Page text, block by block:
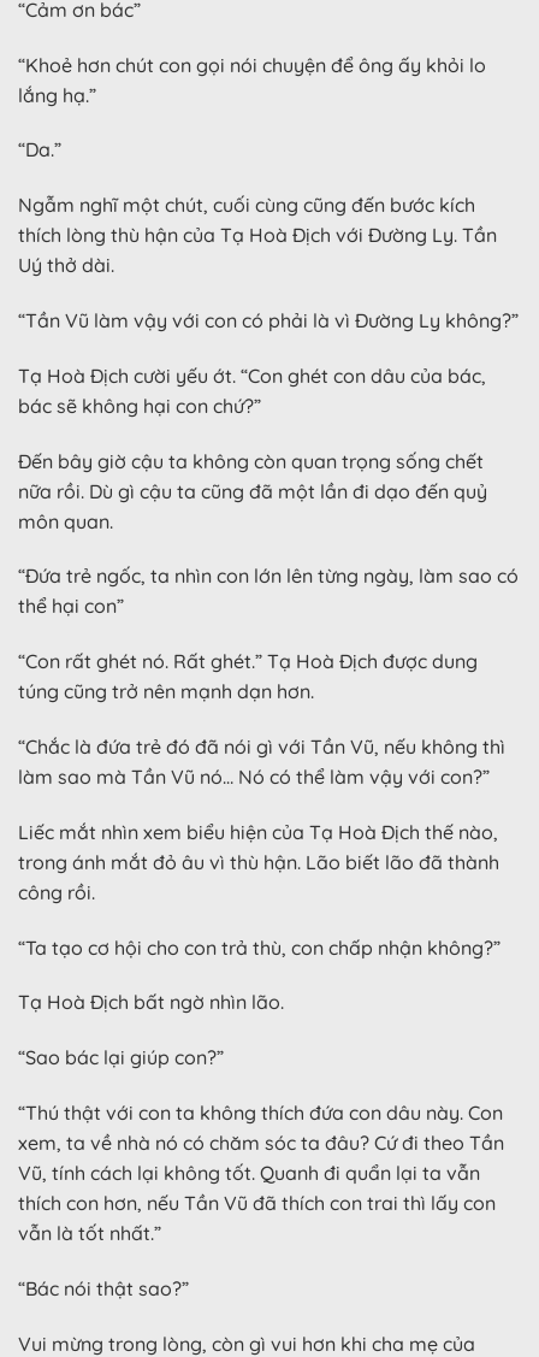
“Cảm ơn bác”
“Khoẻ hơn chút con gọi nói chuyện để ông ấy khỏi lo
lắng hạ.”
“Da.”
Ngẫm nghĩ một chút, cuối cùng cũng đến bước kích
thích lòng thù hận của Tạ Hoà Địch với Đường Ly. Tần
Uý thở dài.
“Tần Vũ làm vậy với con có phải là vì Đường Ly không?”
Tạ Hoà Địch cười yếu ớt. “Con ghét con dâu của bác,
bác sẽ không hại con chứ?”
Đến bây giờ cậu ta không còn quan trọng sống chết
nữa rồi. Dù gì cậu ta cũng đã một lần đi dạo đến quỷ
môn quan.
“Đứa trẻ ngốc, ta nhìn con lớn lên từng ngày, làm sao có
thể hại con”
“Con rất ghét nó. Rất ghét.” Tạ Hoà Địch được dung
túng cũng trở nên mạnh dạn hơn.
“Chắc là đứa trẻ đó đã nói gì với Tần Vũ, nếu không thì
làm sao mà Tần Vũ nó… Nó có thể làm vậy với con?”
Liếc mắt nhìn xem biểu hiện của Tạ Hoà Địch thế nào,
trong ánh mắt đỏ âu vì thù hận. Lão biết lão đã thành
công rồi.
“Ta tạo cơ hội cho con trả thù, con chấp nhận không?”
Tạ Hoà Địch bất ngờ nhìn lão.
“Sao bác lại giúp con?”
“Thú thật với con ta không thích đứa con dâu này. Con
xem, ta về nhà nó có chăm sóc ta đâu? Cứ đi theo Tần
Vũ, tính cách lại không tốt. Quanh đi quẩn lại ta vẫn
thích con hơn, nếu Tần Vũ đã thích con trai thì lấy con
vẫn là tốt nhất.”
“Bác nói thật sao?”
Vui mừng trong lòng, còn gì vui hơn khi cha mẹ của